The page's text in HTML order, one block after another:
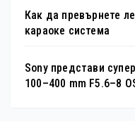
Как да превърнете
караоке система
Sony представи
100–400 mm F5.6–8